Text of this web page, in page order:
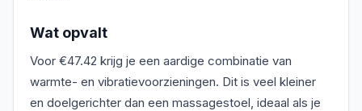
Wat opvalt
Voor €47.42 krijg je een aardige combinatie van
warmte- en vibratievoorzieningen. Dit is veel kleiner
en doelgerichter dan een massagestoel, ideaal als je